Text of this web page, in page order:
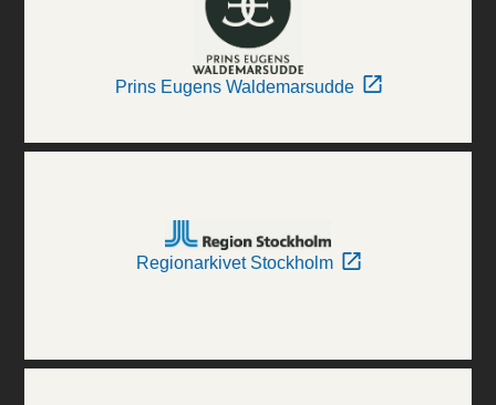
Prins Eugens Waldemarsudde
Regionarkivet Stockholm